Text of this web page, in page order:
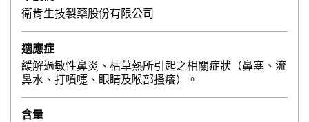
衛肯生技製藥股份有限公司
適應症
緩解過敏性鼻炎、枯草熱所引起之相關症狀（鼻塞、流
鼻水、打噴嚏、眼睛及喉部搔癢）。
含量